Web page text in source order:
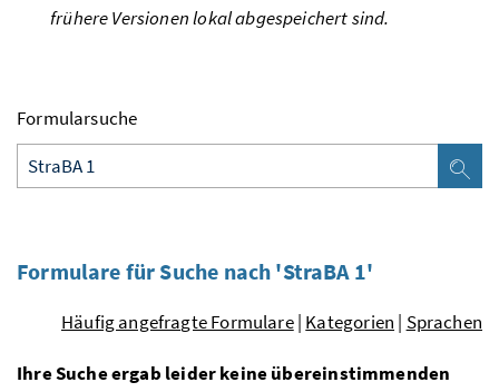
frühere Versionen lokal abgespeichert sind.
Formularsuche
Formulare für Suche nach 'StraBA 1'
Häufig angefragte Formulare| Kategorien | Sprachen
Ihre Suche ergab leider keine übereinstimmenden